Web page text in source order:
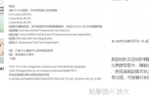
點擊圖片放大